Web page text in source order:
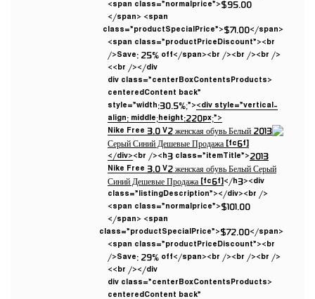
<span class=”normalprice”>$95.00
</span> <span
class=”productSpecialPrice”>$71.00</span>
<span class=”productPriceDiscount”><br
/>Save: 25% off</span><br /><br /><br />
<br /></div>
<div class=”centerBoxContentsProducts
centeredContent back”
style=”width:30.5%;”><div style=”vertical-
align: middle;height:220px;”>
</div><br /><h3 class=”itemTitle”>2013
Nike Free 3.0 V2 женская обувь Белый Серый
Синий Дешевые Продажа [fc6f]</h3><div
class=”listingDescription”></div><br />
<span class=”normalprice”>$101.00
</span> <span
class=”productSpecialPrice”>$72.00</span>
<span class=”productPriceDiscount”><br
/>Save: 29% off</span><br /><br /><br />
<br /></div>
<div class=”centerBoxContentsProducts
centeredContent back”